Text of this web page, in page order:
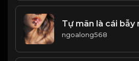
ngoalong568